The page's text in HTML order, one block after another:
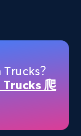
Initial
count, and
？
爬